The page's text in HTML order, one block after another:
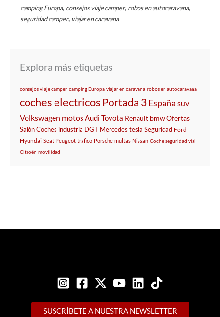
camping Europa, consejos viaje camper, robos en autocaravana,
seguridad camper, viajar en caravana
Explora más etiquetas
consejos viaje camper camping Europa viajar en caravana robos en autocaravana
coches electricos Portada 3España suv
Volkswagen motosAudi Toyota Renault bmwOfertas
SalónCoches industria DGT Mercedes tesla Seguridad Ford
Hyundai Seat Peugeot trafico Porsche multas Nissan Coche seguridad vial
Citroën movilidad
SUSCRÍBETE A NUESTRA NEWSLETTER